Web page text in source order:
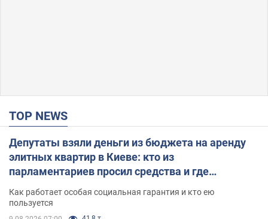
TOP NEWS
Депутаты взяли деньги из бюджета на аренду
элитных квартир в Киеве: кто из
парламентариев просил средства и где
поселился
Как работает особая социальная гарантия и кто ею
пользуется